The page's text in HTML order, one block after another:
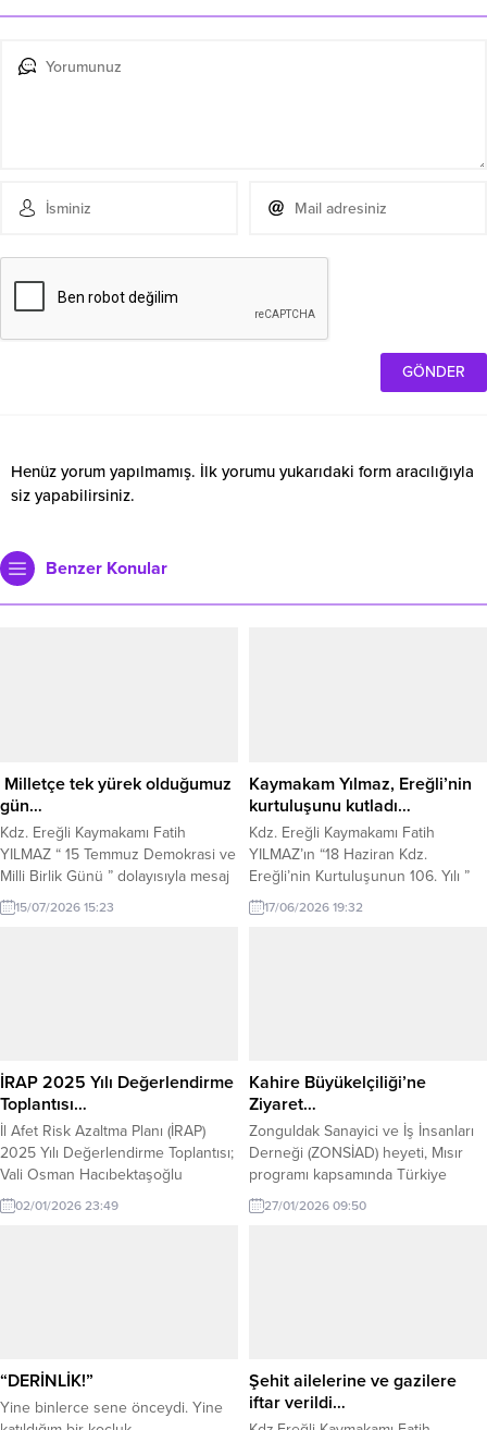
Henüz yorum yapılmamış. İlk yorumu yukarıdaki form aracılığıyla
siz yapabilirsiniz.
Benzer Konular
Milletçe tek yürek olduğumuz
gün…
Kdz. Ereğli Kaymakamı Fatih
YILMAZ “ 15 Temmuz Demokrasi ve
Milli Birlik Günü ” dolayısıyla mesaj
yayınladı. Kaymakam Yılmaz’ın
mesajı şu şekilde. “Vatan ve
15/07/2026 15:23
Kaymakam Yılmaz, Ereğli’nin
kurtuluşunu kutladı…
Kdz. Ereğli Kaymakamı Fatih
YILMAZ’ın “18 Haziran Kdz.
Ereğli’nin Kurtuluşunun 106. Yılı ”
dolayısıyla mesaj yayınladı.
Kaymakam Yılmaz’ın mesajı şu
omuza ve yürek yüreğe...
17/06/2026 19:32
İRAP 2025 Yılı Değerlendirme
Toplantısı…
İl Afet Risk Azaltma Planı (İRAP)
2025 Yılı Değerlendirme Toplantısı;
Vali Osman Hacıbektaşoğlu
başkanlığında, AFAD Başkan
Yardımcısı Hamza Taşdelen, AFAD
yerleşim birimleri ve afetlere
dayanıklı bir toplum oluşturmak...
02/01/2026 23:49
Kahire Büyükelçiliği’ne
Ziyaret…
Zonguldak Sanayici ve İş İnsanları
Derneği (ZONSİAD) heyeti, Mısır
programı kapsamında Türkiye
Cumhuriyeti Kahire Büyükelçiliği’ni
ziyaret etti. Gerçekleştirilen
birliği alanları ve iş dünyasına
yönelik...
27/01/2026 09:50
“DERİNLİK!”
Yine binlerce sene önceydi. Yine
Şehit ailelerine ve gazilere
iftar verildi…